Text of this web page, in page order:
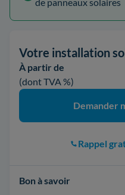
Votre installation
À partir de
(dont TVA %)
Demander
Rappel
Bon à savoir